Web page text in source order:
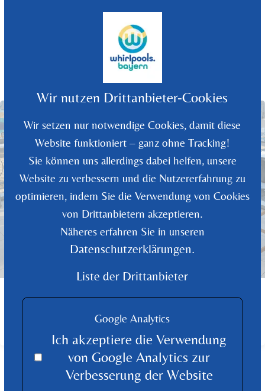
Whirlpools Bayern - Rüdiger Wolf
Wir nutzen Drittanbieter-Cookies
Wir setzen nur notwendige Cookies, damit diese
Website funktioniert – ganz ohne Tracking!
Sie können uns allerdings dabei helfen, unsere
Website zu verbessern und die Nutzererfahrung zu
optimieren, indem Sie die Verwendung von Cookies
von Drittanbietern akzeptieren.
Näheres erfahren Sie in unseren
Datenschutzerklärungen.
Liste der Drittanbieter
Google Analytics
Ich akzeptiere die Verwendung
von Google Analytics zur
Verbesserung der Website
FINDEN SIE DAS PASSENDE PRODUKT
FÜR IHR ZUHAUSE
Produkt Übersicht